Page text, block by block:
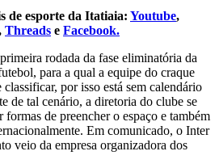
de esporte da Itatiaia: Youtube,
Threads e Facebook.
rodada da fase eliminatória da
para a qual a equipe do craque
por isso está sem calendário
de tal cenário, a diretoria do clube se
de preencher o espaço e também
Em comunicado, o Inter
veio da empresa organizadora dos